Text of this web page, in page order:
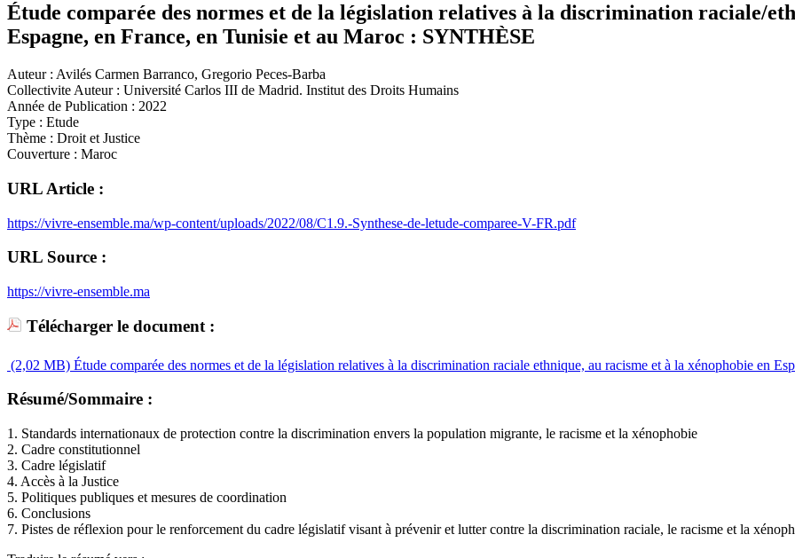
Étude comparée des normes et de la législation relatives à la discrimination raciale/
Espagne, en France, en Tunisie et au Maroc : SYNTHÈSE
Auteur : Avilés Carmen Barranco, Gregorio Peces-Barba
Collectivite Auteur : Université Carlos III de Madrid. Institut des Droits Humains
Année de Publication : 2022
Type : Etude
Thème : Droit et Justice
Couverture : Maroc
URL Article :
https://vivre-ensemble.ma/wp-content/uploads/2022/08/C1.9.-Synthese-de-letude-comparee-V-FR.pdf
URL Source :
https://vivre-ensemble.ma
Télécharger le document :
(2,02 MB) Étude comparée des normes et de la législation relatives à la discrimination raciale ethnique, au racisme et à la xénophobie en
Résumé/Sommaire :
1. Standards internationaux de protection contre la discrimination envers la population migrante, le racisme et la xénophobie
2. Cadre constitutionnel
3. Cadre législatif
4. Accès à la Justice
5. Politiques publiques et mesures de coordination
6. Conclusions
7. Pistes de réflexion pour le renforcement du cadre législatif visant à prévenir et lutter contre la discrimination raciale, le racisme et la